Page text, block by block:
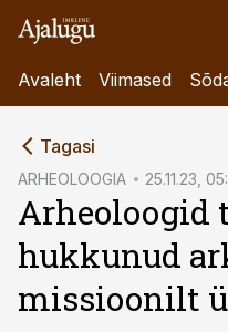
Avaleht Viimased
Tagasi
ARHEOLOOGIA 25.11.23,
Arheoloogid
hukkunud
missioonilt